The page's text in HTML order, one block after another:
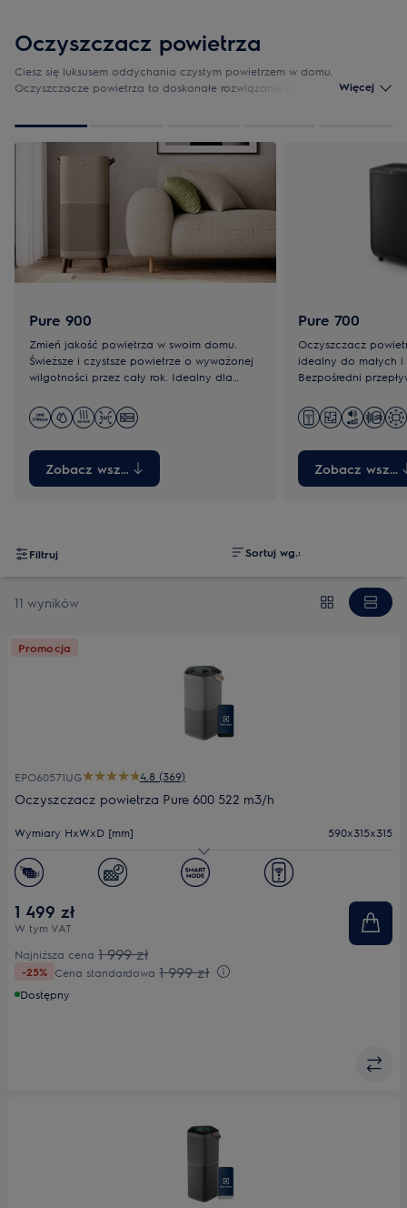
Oczyszczacz powietrza
Ciesz się luksusem oddychania czystym powietrzem w domu.
Oczyszczacze powietrza to doskonałe rozwiązanie do dziennego
Więcej
5
Pure 900
Zmień jakość powietrza w swoim domu.
Świeższe i czystsze powietrze o wyważonej
wilgotności przez cały rok. Idealny dla
Zobacz wszystkie
Pure 700
Oczyszczacz
idealny do małych i
Bezpośredni
Zobacz
Filtruj Sortuj wg.:
11 wyników
Promocja
EPO60571UG 4.8 (369)
Oczyszczacz powietrza Pure 600 522 m3/h
Wymiary HxWxD [mm] 590x315x315
Efektywność filtracji (CADR m³/h)
Filtr HEPA
17.3 - 17.3
1 499 zł
W tym VAT
Najniższa cena 1 999 zł
-25% Cena standardowa 1 999 zł
Dostępny